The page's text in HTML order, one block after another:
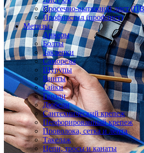
Просечно-вытяжной лист
Профнастил (профлист)
Метизы
Анкеры
Болты
Заклепки
Саморезы
Шурупы
Винты
Гайки
Гвозди
Дюбели
Сантехнический крепеж
Перфорированный крепеж
Проволока, сетка и лента
Такелаж
Цепи, тросы и канаты